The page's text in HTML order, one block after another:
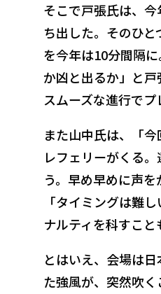
そこで戸張氏は、
ち出した。そのひ
を今年は10分間隔
か凶と出るか」と
スムーズな進行でプ
また山中氏は、「
レフェリーがくる
う。早め早めに声
「タイミングは難
ナルティを科すこと
とはいえ、会場は
た強風が、突然吹